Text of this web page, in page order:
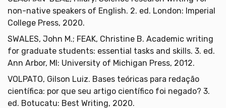
non-native speakers of English. 2. ed. London: Imperial
College Press, 2020.
SWALES, John M.; FEAK, Christine B. Academic writing
for graduate students: essential tasks and skills. 3. ed.
Ann Arbor, MI: University of Michigan Press, 2012.
VOLPATO, Gilson Luiz. Bases teóricas para redação
científica: por que seu artigo científico foi negado? 3.
ed. Botucatu: Best Writing, 2020.